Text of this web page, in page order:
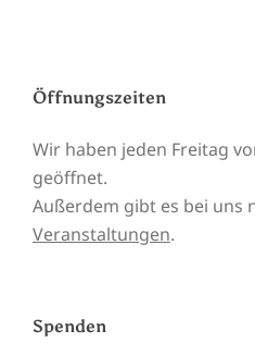
Öffnungszeiten
Wir haben jeden Freitag
geöffnet.
Außerdem gibt es bei uns
Veranstaltungen.
Spenden